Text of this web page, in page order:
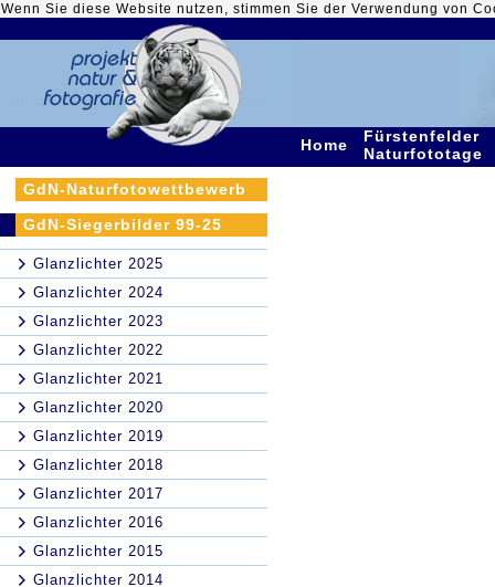
Wenn Sie diese Website nutzen, stimmen Sie der Verwendung von
Home
Fürstenfelder
Naturfototage
GdN-Naturfotowettbewerb
GdN-Siegerbilder 99-25
Glanzlichter 2025
Glanzlichter 2024
Glanzlichter 2023
Glanzlichter 2022
Glanzlichter 2021
Glanzlichter 2020
Glanzlichter 2019
Glanzlichter 2018
Glanzlichter 2017
Glanzlichter 2016
Glanzlichter 2015
Glanzlichter 2014